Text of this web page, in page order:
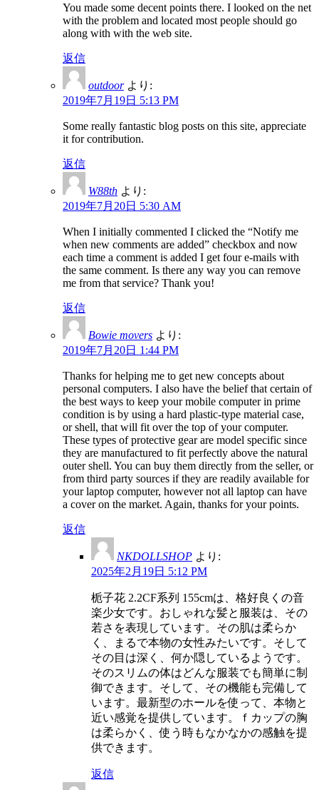
You made some decent points there. I looked on the net
with the problem and located most people should go
along with with the web site.
返信
outdoor より:
2019年7月19日 5:13 PM
Some really fantastic blog posts on this site, appreciate
it for contribution.
返信
W88th より:
2019年7月20日 5:30 AM
When I initially commented I clicked the “Notify me
when new comments are added” checkbox and now
each time a comment is added I get four e-mails with
the same comment. Is there any way you can remove
me from that service? Thank you!
返信
Bowie movers より:
2019年7月20日 1:44 PM
Thanks for helping me to get new concepts about
personal computers. I also have the belief that certain of
the best ways to keep your mobile computer in prime
condition is by using a hard plastic-type material case,
or shell, that will fit over the top of your computer.
These types of protective gear are model specific since
they are manufactured to fit perfectly above the natural
outer shell. You can buy them directly from the seller, or
from third party sources if they are readily available for
your laptop computer, however not all laptop can have
a cover on the market. Again, thanks for your points.
返信
NKDOLLSHOP より:
2025年2月19日 5:12 PM
栀子花 2.2CF系列 155cmは、格好良くの音
楽少女です。おしゃれな髪と服装は、その
若さを表現しています。その肌は柔らか
く、まるで本物の女性みたいです。そして
その目は深く、何か隠しているようです。
そのスリムの体はどんな服装でも簡単に制
御できます。そして、その機能も完備して
います。最新型のホールを使って、本物と
近い感覚を提供しています。ｆカップの胸
は柔らかく、使う時もなかなかの感触を提
供できます。
返信